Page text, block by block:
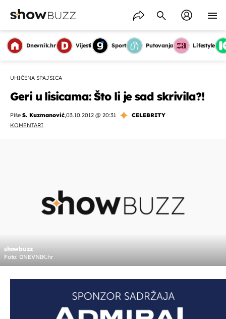
Dnevnik.hr Vijesti Sport Putovanja Lifestyle
UHIĆENA SPAJSICA
Geri u lisicama: Što li je sad skrivila?!
Piše S. Kuzmanović,03.10.2012 @ 20:31
CELEBRITY
KOMENTARI
showbuzz
Foto: DNEVNIK.hr
OMOGUĆI OBAVIJESTI